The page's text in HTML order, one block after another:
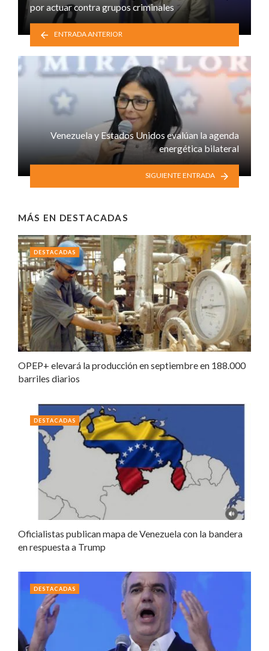
por actuar contra grupos criminales
ENTRADA ANTERIOR
Venezuela y Estados Unidos evalúan la agenda
energética bilateral
SIGUIENTE ENTRADA
MÁS EN DESTACADAS
OPEP+ elevará la producción en septiembre en 188.000
barriles diarios
DESTACADAS
Oficialistas publican mapa de Venezuela con la bandera
en respuesta a Trump
DESTACADAS
DESTACADAS